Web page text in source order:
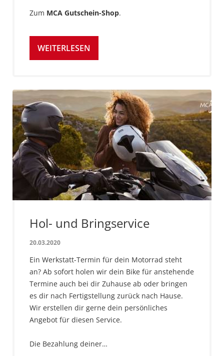
Zum MCA Gutschein-Shop.
WEITERLESEN
Hol- und Bringservice
20.03.2020
Ein Werkstatt-Termin für dein Motorrad steht
an? Ab sofort holen wir dein Bike für anstehende
Termine auch bei dir Zuhause ab oder bringen
es dir nach Fertigstellung zurück nach Hause.
Wir erstellen dir gerne dein persönliches
Angebot für diesen Service.
Die Bezahlung deiner…